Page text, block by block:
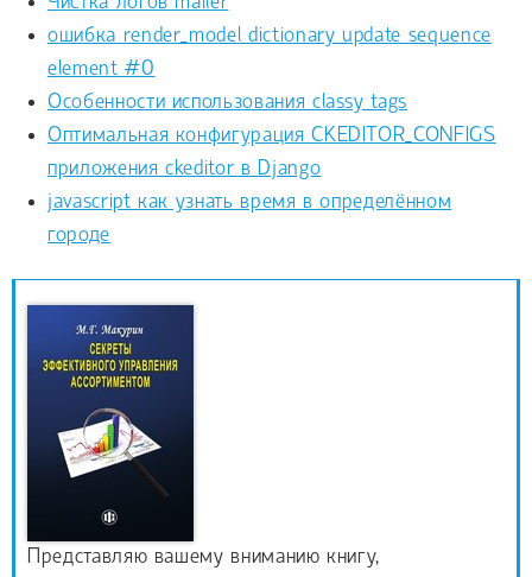
ошибка render_model dictionary update sequence
element #0
Особенности использования classy tags
Оптимальная конфигурация CKEDITOR_CONFIGS
приложения ckeditor в Django
javascript как узнать время в определённом
городе
Представляю вашему вниманию книгу,